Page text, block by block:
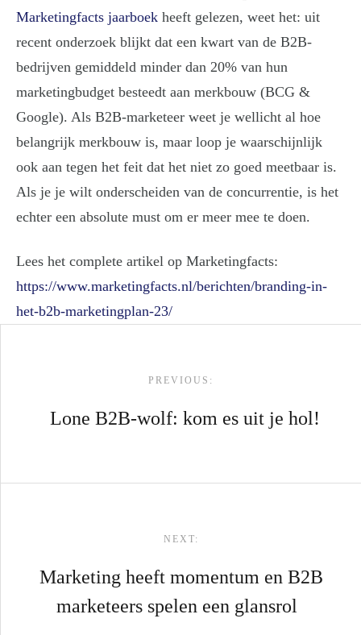
Marketingfacts jaarboek heeft gelezen, weet het: uit
recent onderzoek blijkt dat een kwart van de B2B-
bedrijven gemiddeld minder dan 20% van hun
marketingbudget besteedt aan merkbouw (BCG &
Google). Als B2B-marketeer weet je wellicht al hoe
belangrijk merkbouw is, maar loop je waarschijnlijk
ook aan tegen het feit dat het niet zo goed meetbaar is.
Als je je wilt onderscheiden van de concurrentie, is het
echter een absolute must om er meer mee te doen.
Lees het complete artikel op Marketingfacts:
https://www.marketingfacts.nl/berichten/branding-in-
het-b2b-marketingplan-23/
PREVIOUS:
Lone B2B-wolf: kom es uit je hol!
NEXT:
Marketing heeft momentum en B2B
marketeers spelen een glansrol